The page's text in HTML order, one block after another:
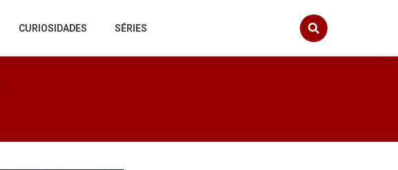
CURIOSIDADES SÉRIES